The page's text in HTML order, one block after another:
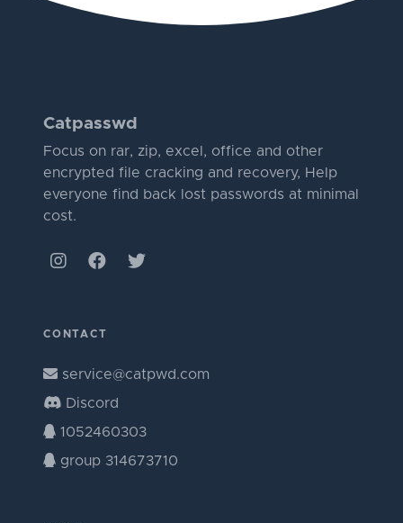
Catpasswd
Focus on rar, zip, excel, office and other
encrypted file cracking and recovery, Help
everyone find back lost passwords at minimal
cost.
CONTACT
service@catpwd.com
Discord
1052460303
group 314673710